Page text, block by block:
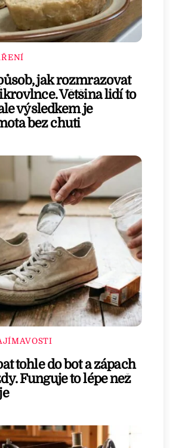
jak rozmrazovat
Většina lidí to
výsledkem je
bez chuti
tohle do bot a zápach
Funguje to lépe než